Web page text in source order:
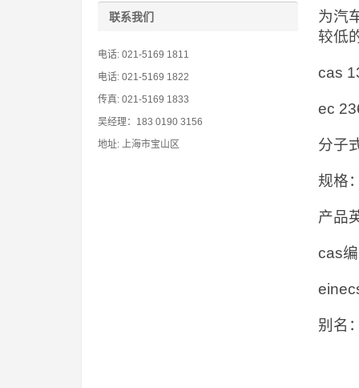
为汽
较低
cas
ec
分子
规格
产品
cas
别名
联系我们
电话: 021-5169 1811
电话: 021-5169 1822
传真: 021-5169 1833
吴经理：183 0190 3156
地址: 上海市宝山区